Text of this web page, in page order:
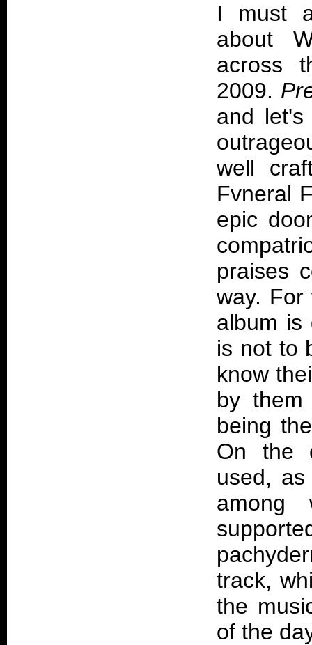
I must
about
across
2009.
and
well
Fvneral
epic
praises
way. For
album is
is not to
know
by them
being
On the
used,
among
track,
the
of the